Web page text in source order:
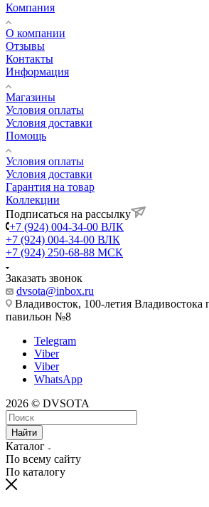
Компания
О компании
Отзывы
Контакты
Информация
Магазины
Условия оплаты
Условия доставки
Помощь
Условия оплаты
Условия доставки
Гарантия на товар
Коллекции
Подписаться на рассылку
+7 (924) 004-34-00 ВЛК
+7 (924) 004-34-00 ВЛК
+7 (924) 250-68-88 МСК
Заказать звонок
dvsota@inbox.ru
Владивосток, 100-летия Владивостока
павильон №8
Telegram
Viber
Viber
WhatsApp
2026 © DVSOTA
Найти
Каталог
По всему сайту
По каталогу